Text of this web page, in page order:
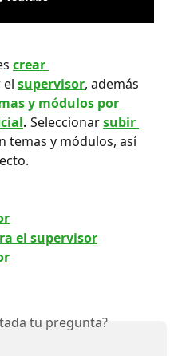
crear
el supervisor, además
y módulos por
. Seleccionarsubir
temas y módulos, así
el supervisor
tu pregunta?